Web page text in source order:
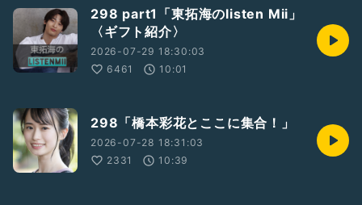
298 part1「東拓海のlisten Mii」
〈ギフト紹介〉
2026-07-29 18:30:03
6461
10:01
298「橋本彩花とここに集合！」
2026-07-28 18:31:03
2331
10:39